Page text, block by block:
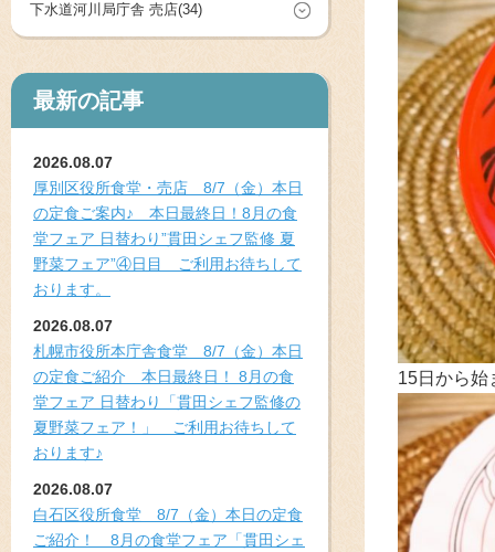
下水道河川局庁舎 売店(34)
最新の記事
2026.08.07
厚別区役所食堂・売店 8/7（金）本日
の定食ご案内♪ 本日最終日！8月の食
堂フェア 日替わり”貫田シェフ監修 夏
野菜フェア”④日目 ご利用お待ちして
おります。
2026.08.07
札幌市役所本庁舎食堂 8/7（金）本日
の定食ご紹介 本日最終日！ 8月の食
堂フェア 日替わり「貫田シェフ監修の
夏野菜フェア！」 ご利用お待ちして
おります♪
2026.08.07
白石区役所食堂 8/7（金）本日の定食
ご紹介！ 8月の食堂フェア「貫田シェ
15日から始